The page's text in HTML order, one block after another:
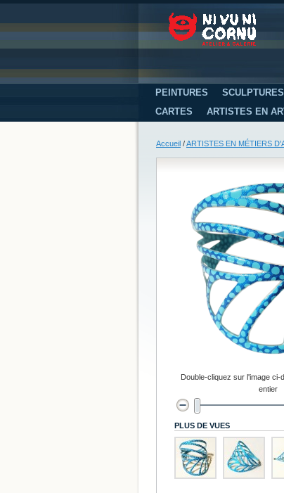
PEINTURES SCULPTURES
CARTES
ARTISTES EN
Accueil /ARTISTES EN MÉTIERS
Double-cliquez sur l'image ci-
entier
PLUS DE VUES